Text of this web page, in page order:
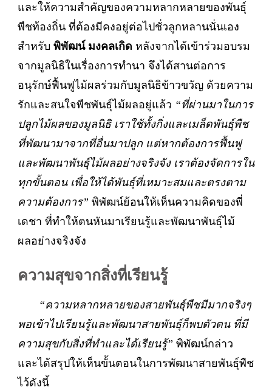
และให้ความสำคัญของความหลากหลายของพันธุ์
พืชท้องถิ่น ที่ต้องมีคงอยู่ต่อไปชั่วลูกหลานนั่นเอง
สำหรับ พิพัฒน์ มงคลเกิด หลังจากได้เข้าร่วมอบรม
จากมูลนิธิในเรื่องการทำนา จึงได้สานต่อการ
อนุรักษ์ฟื้นฟูไม้ผลร่วมกับมูลนิธิข้าวขวัญ ด้วยความ
รักและสนใจพืชพันธุ์ไม้ผลอยู่แล้ว “ที่ผ่านมาในการ
ปลูกไม้ผลของมูลนิธิ เราใช้ทั้งกิ่งและเมล็ดพันธุ์พืช
ที่พัฒนามาจากที่อื่นมาปลูก แต่หากต้องการฟื้นฟู
และพัฒนาพันธุ์ไม้ผลอย่างจริงจัง เราต้องจัดการใน
ทุกขั้นตอน เพื่อให้ได้พันธุ์ที่เหมาะสมและตรงตาม
ความต้องการ” พิพัฒน์ย้อนให้เห็นความคิดของพี่
เดชา ที่ทำให้ตนหันมาเรียนรู้และพัฒนาพันธุ์ไม้
ผลอย่างจริงจัง
ความสุขจากสิ่งที่เรียนรู้
“ความหลากหลายของสายพันธุ์พืชมีมากจริงๆ
พอเข้าไปเรียนรู้และพัฒนาสายพันธุ์ก็พบตัวตน ที่มี
ความสุขกับสิ่งที่ทำและได้เรียนรู้” พิพัฒน์กล่าว
และได้สรุปให้เห็นขั้นตอนในการพัฒนาสายพันธุ์พืช
ไว้ดังนี้